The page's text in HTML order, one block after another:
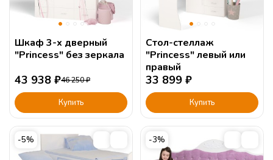
Шкаф 3-х дверный
"Princess" без зеркала
43 938 ₽46 250₽
Купить
Стол-стеллаж
"Princess" левый или
правый
33 899 ₽
Купить
-5% -3%